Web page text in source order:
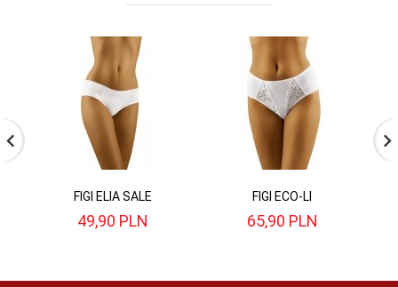
FIGI ELIA SALE
49,90 PLN
FIGI ECO-LI
65,90 PLN